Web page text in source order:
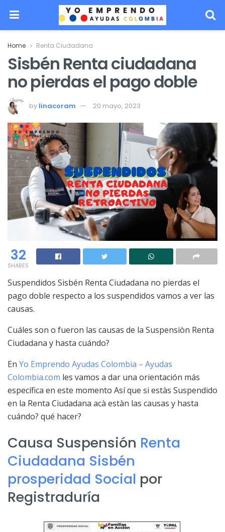
Home Renta Ciudadana
Sisbén Renta ciudadana
no pierdas el pago doble
by linacoram 20 mayo, 2023
32
SHARES
Suspendidos Sisbén Renta Ciudadana no pierdas el
pago doble respecto a los suspendidos vamos a ver las
causas.
Cuáles son o fueron las causas de la Suspensiòn Renta
Ciudadana y hasta cuándo?
En Yo Emprendo Ayudas Colombia – Ayudas
Colombia.com les vamos a dar una orientación más
específica en este momento Así que si estàs Suspendido
en la Renta Ciudadana acà estàn las causas y hasta
cuándo? qué hacer?
Causa Suspensión Renta
Ciudadana Sisbén
prosperidad Social por
Registraduría